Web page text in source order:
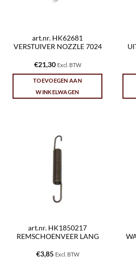
art.nr. HK62681
VERSTUIVER NOZZLE 7024
€21,30 Excl. BTW
TOEVOEGEN AAN
WINKELWAGEN
art.nr. HK1850217
REMSCHOENVEER LANG
€3,85 Excl. BTW